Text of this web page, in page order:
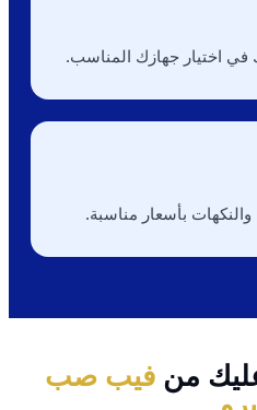
اختيار جهازك المناسب.
بأسعار مناسبة.
منفيب صب